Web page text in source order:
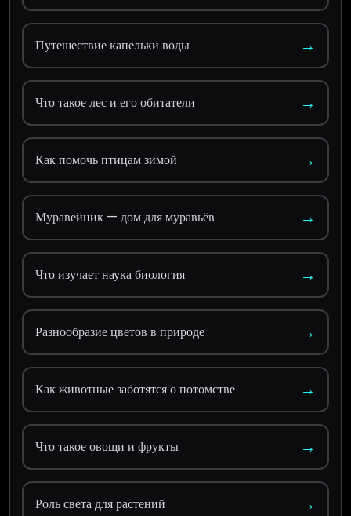
Путешествие капельки воды →
Что такое лес и его обитатели →
Как помочь птицам зимой →
Муравейник — дом для муравьёв →
Что изучает наука биология →
Разнообразие цветов в природе →
Как животные заботятся о потомстве →
Что такое овощи и фрукты →
Роль света для растений →